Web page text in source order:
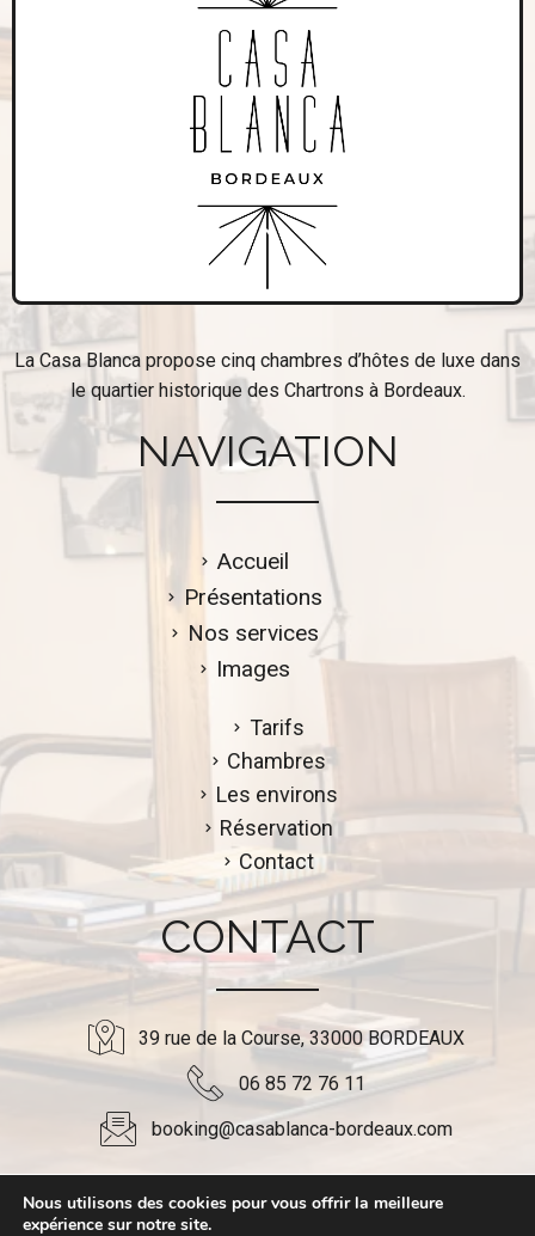
La Casa Blanca propose cinq chambres d’hôtes de luxe dans
le quartier historique des Chartrons à Bordeaux.
NAVIGATION
Accueil
Présentations
Nos services
Images
Tarifs
Chambres
Les environs
Réservation
Contact
CONTACT
39 rue de la Course, 33000 BORDEAUX
06 85 72 76 11
booking@casablanca-bordeaux.com
Nous utilisons des cookies pour vous offrir la meilleure
expérience sur notre site.